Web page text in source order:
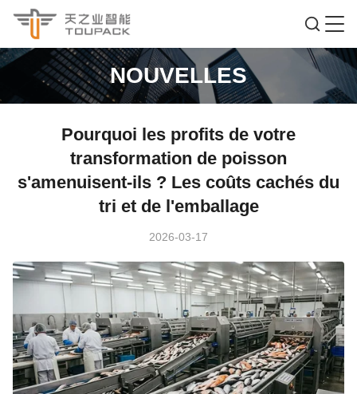
NOUVELLES
Pourquoi les profits de votre
transformation de poisson
s'amenuisent-ils ? Les coûts cachés du
tri et de l'emballage
2026-03-17